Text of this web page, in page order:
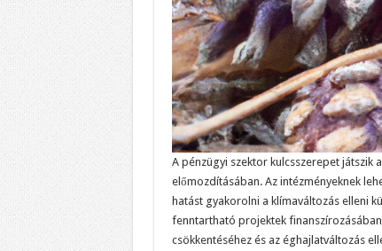
A pénzügyi szektor kulcsszerepet játszik
előmozdításában. Az intézményeknek
hatást gyakorolni a klímaváltozás elleni
fenntartható projektek
csökkentéséhez és az éghajlatváltozás